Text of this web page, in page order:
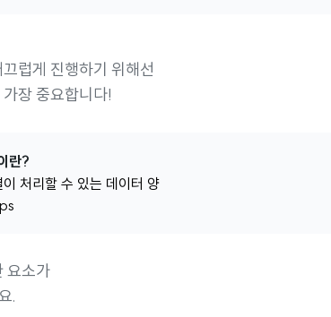
럽게 진행하기 위해선
장 중요합니다!
란?
처리할 수 있는 데이터 양
요소가
.